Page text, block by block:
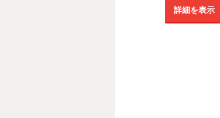
詳細を表示